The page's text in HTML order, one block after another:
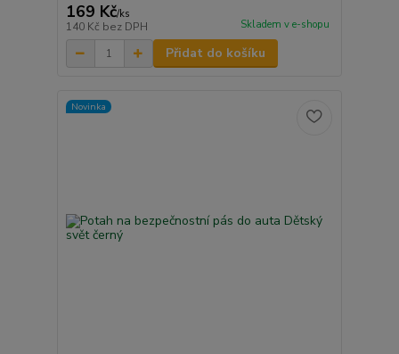
169 Kč/ks
140 Kč bez DPH Skladem v e-shopu
Přidat do košíku
Novinka